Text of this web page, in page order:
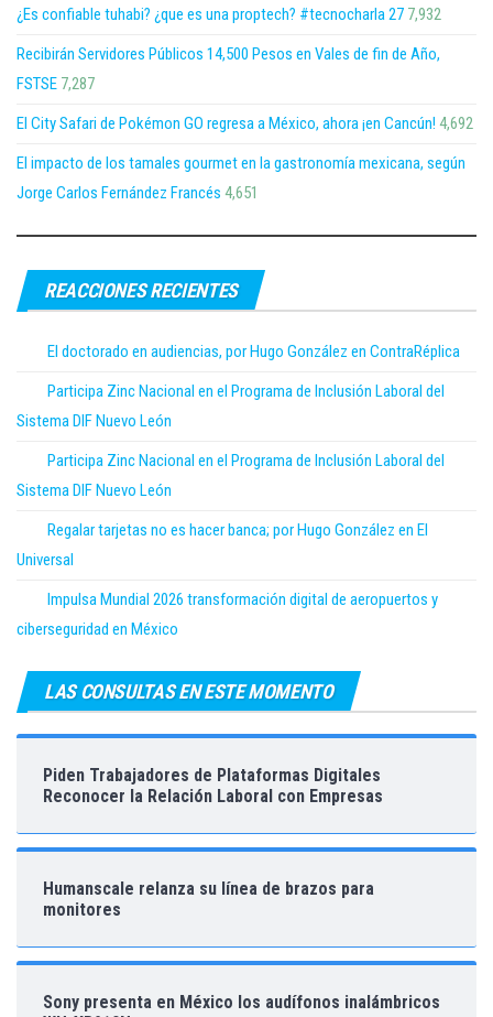
¿Es confiable tuhabi? ¿que es una proptech? #tecnocharla 27 7,932
Recibirán Servidores Públicos 14,500 Pesos en Vales de fin de Año,
FSTSE 7,287
El City Safari de Pokémon GO regresa a México, ahora ¡en Cancún! 4,692
El impacto de los tamales gourmet en la gastronomía mexicana, según
Jorge Carlos Fernández Francés 4,651
REACCIONES RECIENTES
El doctorado en audiencias, por Hugo González en ContraRéplica
Participa Zinc Nacional en el Programa de Inclusión Laboral del
Sistema DIF Nuevo León
Participa Zinc Nacional en el Programa de Inclusión Laboral del
Sistema DIF Nuevo León
Regalar tarjetas no es hacer banca; por Hugo González en El
Universal
Impulsa Mundial 2026 transformación digital de aeropuertos y
ciberseguridad en México
LAS CONSULTAS EN ESTE MOMENTO
Piden Trabajadores de Plataformas Digitales
Reconocer la Relación Laboral con Empresas
Humanscale relanza su línea de brazos para
monitores
Sony presenta en México los audífonos inalámbricos